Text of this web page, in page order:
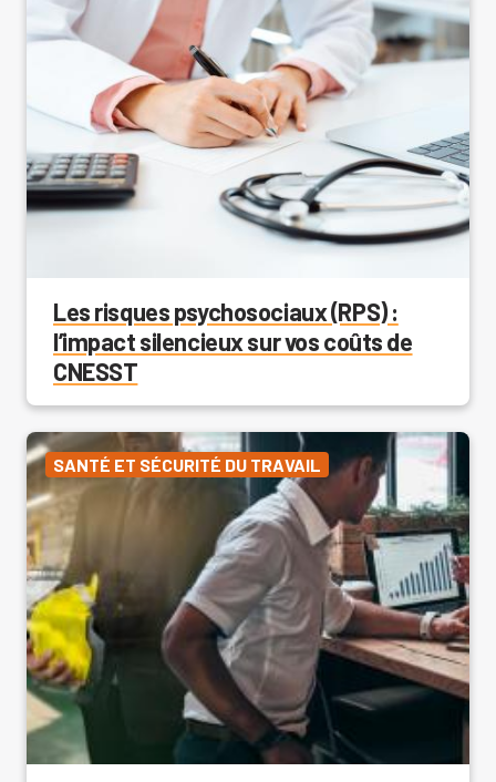
Les risques psychosociaux (RPS) :
l’impact silencieux sur vos coûts de
CNESST
SANTÉ ET SÉCURITÉ DU TRAVAIL